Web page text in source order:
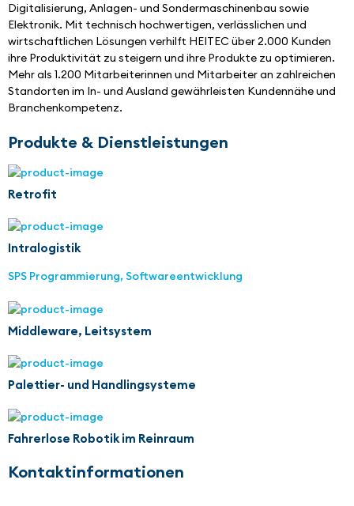
Digitalisierung, Anlagen- und Sondermaschinenbau sowie
Elektronik. Mit technisch hochwertigen, verlässlichen und
wirtschaftlichen Lösungen verhilft HEITEC über 2.000 Kunden
ihre Produktivität zu steigern und ihre Produkte zu optimieren.
Mehr als 1.200 Mitarbeiterinnen und Mitarbeiter an zahlreichen
Standorten im In- und Ausland gewährleisten Kundennähe und
Branchen­kompetenz.
Produkte & Dienstleistungen
Retrofit
Intralogistik
SPS Programmierung, Softwareentwicklung
Middleware, Leitsystem
Palettier- und Handlingsysteme
Fahrerlose Robotik im Reinraum
Kontaktinformationen